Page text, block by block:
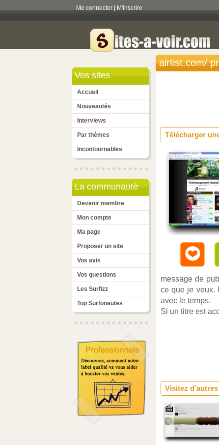
Me connecter M'inscrire
Vos sites
Accueil
Nouveautés
Interviews
Par thèmes
Incontournables
La communauté
Devenir membre
Mon compte
Ma page
Proposer un site
Vos avis
Vos questions
Les Surfizz
Top Surfonautes
airtist.com/
Télécharger
message de
ce que je veux.
avec le temps.
Si un titre est
Visitez